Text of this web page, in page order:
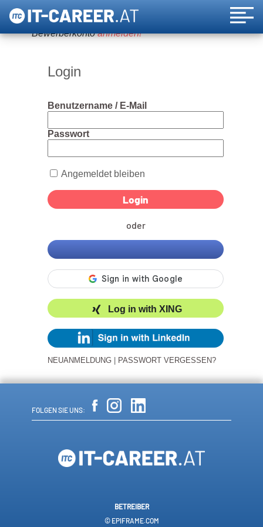
Um diese Funktion nutzen zu können, bitte ein
Bewerberkontoanmelden!
Login
Benutzername / E-Mail
Passwort
Angemeldet bleiben
oder
Log in with XING
NEUANMELDUNG PASSWORT VERGESSEN?
FOLGEN SIE UNS:
BETREIBER
© EPIFRAME.COM